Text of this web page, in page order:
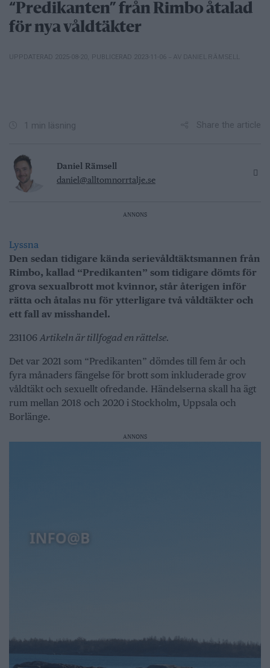
“Predikanten” från Rimbo åtalad
för nya våldtäkter
UPPDATERAD 2025-08-20 PUBLICERAD 2023-11-06 – AV DANIEL RÄMSELL
1 min läsning Share the article
Daniel Rämsell
daniel@alltomnorrtalje.se
ANNONS
Lyssna
Den sedan tidigare kända serievåldtäktsmannen från
Rimbo, kallad “Predikanten” som tidigare dömts för
grova sexualbrott mot kvinnor, står återigen inför
rätta och åtalas nu för ytterligare två våldtäkter och
ett fall av misshandel.
231106 Artikeln är tillfogad en rättelse.
Det var 2021 som “Predikanten” dömdes till fem år och
fyra månaders fängelse för brott som inkluderade grov
våldtäkt och sexuellt ofredande. Händelserna skall ha ägt
rum mellan 2018 och 2020 i Stockholm, Uppsala och
Borlänge.
ANNONS